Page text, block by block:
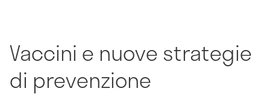
Vaccini e nuove strategie
di prevenzione